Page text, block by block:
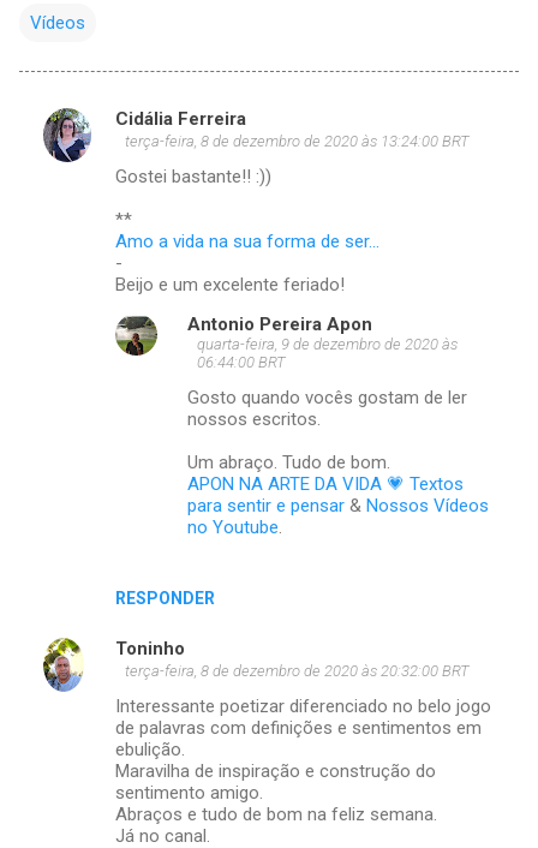
Vídeos
C
o
Cidália Ferreira
terça-feira, 8 de dezembro de 2020 às 13:24:00 BRT
Gostei bastante!! :))
**
Amo a vida na sua forma de ser...
-
Beijo e um excelente feriado!
RESPONDER
Antonio Pereira Apon
quarta-feira, 9 de dezembro de 2020 às
06:44:00 BRT
Gosto quando vocês gostam de ler
nossos escritos.
Um abraço. Tudo de bom.
APON NA ARTE DA VIDA 💗 Textos
para sentir e pensar & Nossos Vídeos
no Youtube.
Toninho
terça-feira, 8 de dezembro de 2020 às 20:32:00 BRT
Interessante poetizar diferenciado no belo jogo
de palavras com definições e sentimentos em
ebulição.
Maravilha de inspiração e construção do
sentimento amigo.
Abraços e tudo de bom na feliz semana.
Já no canal.